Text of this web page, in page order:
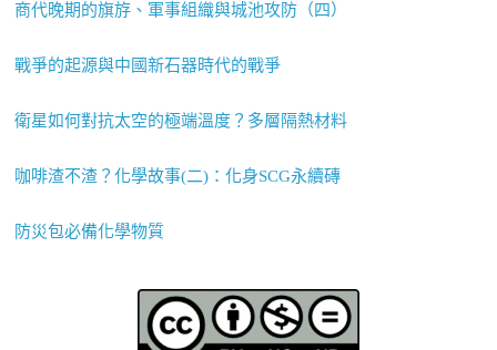
商代晚期的旗斿、軍事組織與城池攻防（四）
戰爭的起源與中國新石器時代的戰爭
衛星如何對抗太空的極端溫度？多層隔熱材料
咖啡渣不渣？化學故事(二)：化身SCG永續磚
防災包必備化學物質